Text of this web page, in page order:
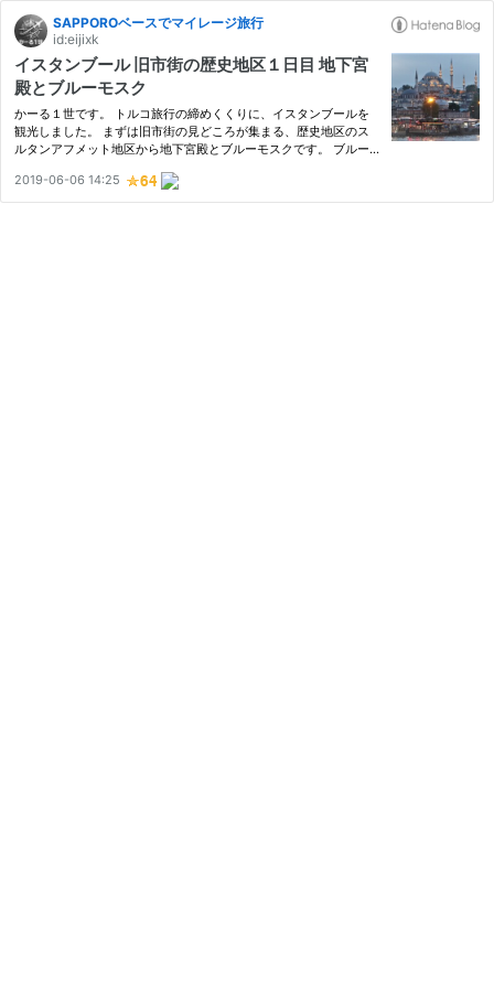
SAPPOROベースでマイレージ旅行
id:eijixk
イスタンブール 旧市街の歴史地区１日目 地下宮
殿とブルーモスク
かーる１世です。 トルコ旅行の締めくくりに、イスタンブールを
観光しました。 まずは旧市街の見どころが集まる、歴史地区のス
ルタンアフメット地区から地下宮殿とブルーモスクです。 ブルー
ト 地下宮殿 ブルーモスク アラスタ・バザール ヒッポドローム Ku
c…
2019-06-06 14:25